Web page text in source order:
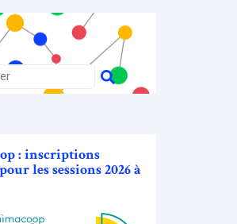
: inscriptions
les sessions 2026 à